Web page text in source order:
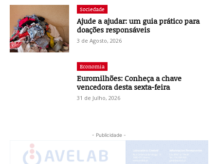
Sociedade
Ajude a ajudar: um guia prático para
doações responsáveis
3 de Agosto, 2026
Economia
Euromilhões: Conheça a chave
vencedora desta sexta-feira
31 de Julho, 2026
- Publicidade -